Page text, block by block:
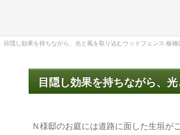
目隠し効果を持ちながら、光と風を取り込むウッドフェンス-板橋
目隠し効果を持ちながら、
Ｎ様邸のお庭には道路に面した生垣が